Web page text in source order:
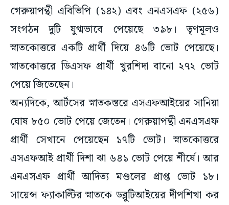
গেরুয়াপন্থী এবিভিপি (১৪২) এবং এনএসএফ (২৫৬)
সংগঠন দুটি যুগ্মভাবে পেয়েছে ৩৯৮। তৃণমূলও
স্নাতকোত্তরে একটি প্রার্থী দিয়ে ৪৬টি ভোট পেয়েছে।
স্নাতকোত্তরে ডিএসফ প্রার্থী খুরশিদা বানো ২৭২ ভোট
পেয়ে জিতেছেন।
অন্যদিকে, আর্টসের স্নাতকস্তরে এসএফআইয়ের সানিয়া
ঘোষ ৮৫০ ভোট পেয়ে জেতেন। গেরুয়াপন্থী এনএসএফ
প্রার্থী সেখানে পেয়েছেন ১৭টি ভোট। স্নাতকোত্তরে
এসএফআই প্রার্থী দিশা ঝা ৬৪১ ভোট পেয়ে শীর্ষে। আর
এনএসএফ প্রার্থী আদিত্য মণ্ডলের প্রাপ্ত ভোট ১৮।
সায়েন্স ফ্যাকাল্টির স্নাতকে ডব্লুটিআইয়ের দীপশিখা কর